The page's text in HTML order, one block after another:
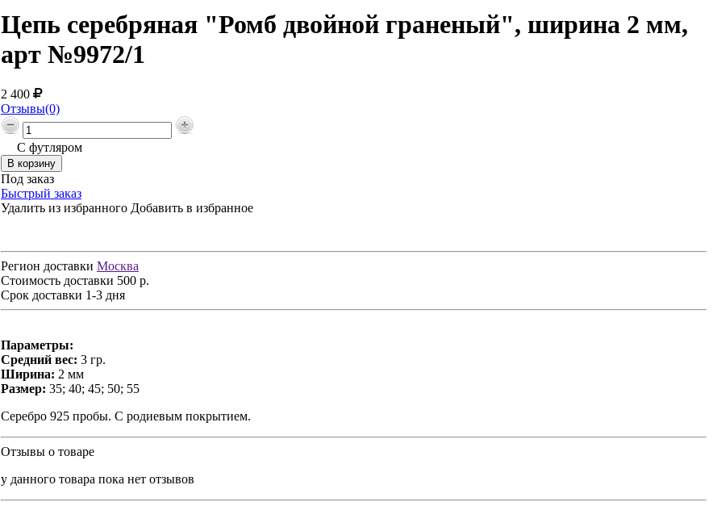
Цепь серебряная "Ромб двойной граненый", ширина 2 мм,
арт №9972/1
2 400
Отзывы(0)
С футляром
Под заказ
Быстрый заказ
Удалить из избранного Добавить в избранное
Регион доставки Москва
Стоимость доставки 500 р.
Срок доставки 1-3 дня
Параметры:
Средний вес: 3 гр.
Ширина: 2 мм
Размер: 35; 40; 45; 50; 55
Серебро 925 пробы. С родиевым покрытием.
Отзывы о товаре
у данного товара пока нет отзывов